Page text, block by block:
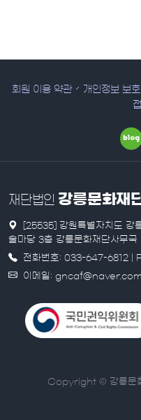
회원 이용 약관 개인정보 보
재단법인 강릉문화재
[25535] 강원특별자치도 강
술마당 3층 강릉문화재단사무국
전화번호: 033-647-6812 |
이메일: gncaf@naver.com
Copyright © 강릉문